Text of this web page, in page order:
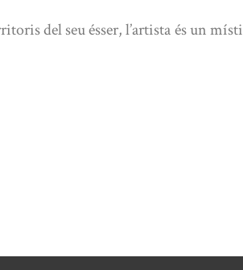
del seu ésser, l’artista és un